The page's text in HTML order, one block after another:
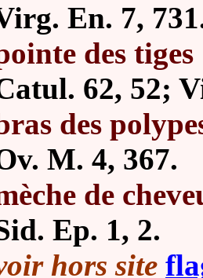
En. 7,
des tiges
62, 52;
des
M. 4, 367.
de
Ep. 1, 2.
hors site